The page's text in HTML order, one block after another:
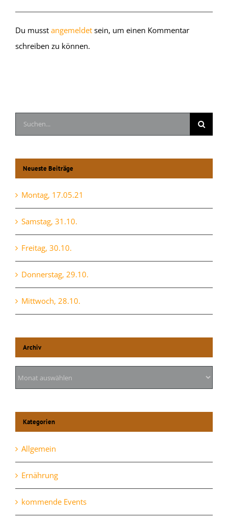
Du musst angemeldet sein, um einen Kommentar
schreiben zu können.
Suche
nach:
Neueste Beiträge
Montag, 17.05.21
Samstag, 31.10.
Freitag, 30.10.
Donnerstag, 29.10.
Mittwoch, 28.10.
Archiv
Archiv
Kategorien
Allgemein
Ernährung
kommende Events